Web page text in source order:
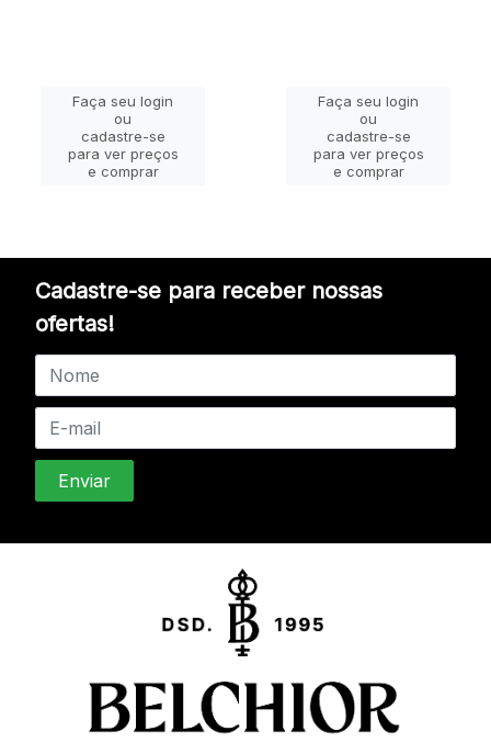
Faça seu login
ou
cadastre-se
para ver preços
e comprar
Faça seu login
ou
cadastre-se
para ver preços
e comprar
Cadastre-se para receber nossas
ofertas!